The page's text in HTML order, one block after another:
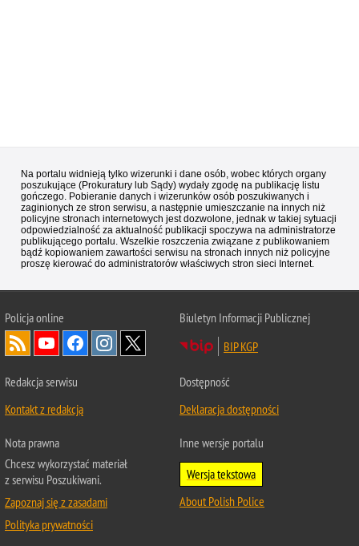
Na portalu widnieją tylko wizerunki i dane osób, wobec których organy
poszukujące (Prokuratury lub Sądy) wydały zgodę na publikację listu
gończego. Pobieranie danych i wizerunków osób poszukiwanych i
zaginionych ze stron serwisu, a następnie umieszczanie na innych niż
policyjne stronach internetowych jest dozwolone, jednak w takiej sytuacji
odpowiedzialność za aktualność publikacji spoczywa na administratorze
publikującego portalu. Wszelkie roszczenia związane z publikowaniem
bądź kopiowaniem zawartości serwisu na stronach innych niż policyjne
proszę kierować do administratorów właściwych stron sieci Internet.
Policjaonline
Biuletyn Informacji Publicznej
BIP KGP
Redakcja serwisu
Kontakt z redakcją
Dostępność
Deklaracja dostępności
Nota prawna
Chcesz wykorzystać materiał
z serwisu Poszukiwani.
Zapoznaj się z zasadami
Polityka prywatności
Inne wersje portalu
Wersja tekstowa
About Polish Police